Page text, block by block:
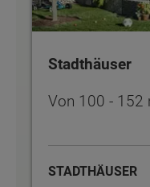
Stadthäuser
Von 100 - 152
STADTHÄUSER